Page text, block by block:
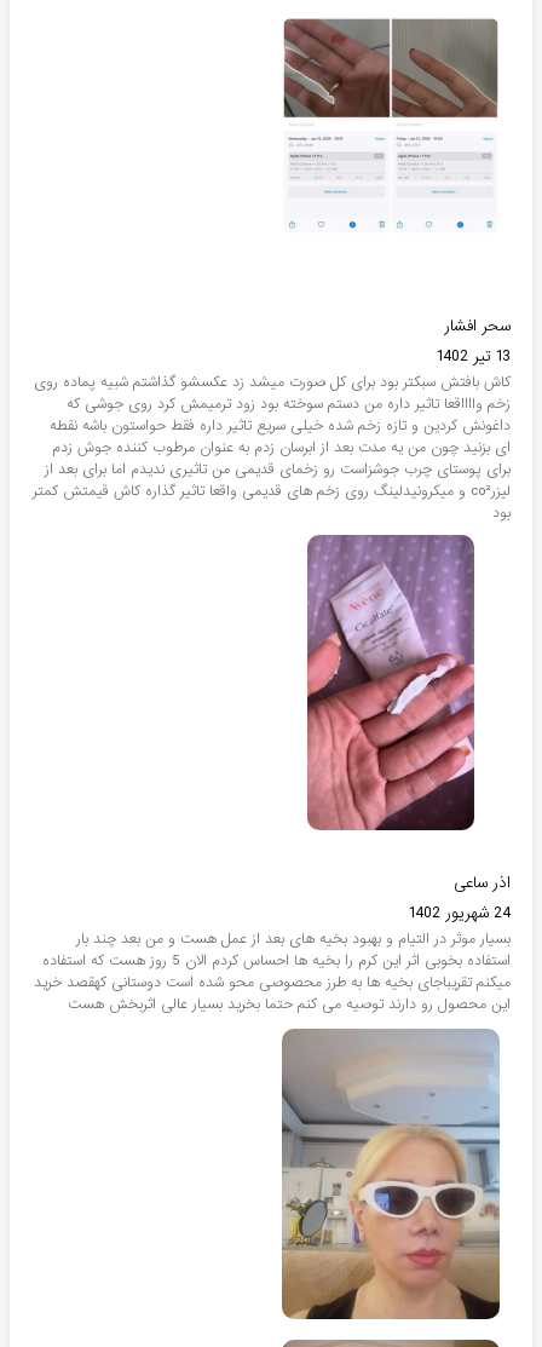
سحر افشار
13 تیر 1402
کاش بافتش سبکتر بود برای کل صورت میشد زد عکسشو گذاشتم شبیه پماده روی
زخم وااااقعا تاثیر داره من دستم سوخته بود زود ترمیمش کرد روی جوشی که
داغونش کردین و تازه زخم شده خیلی سریع تاثیر داره فقط حواستون باشه نقطه
ای بزنید چون من یه مدت بعد از ابرسان زدم به عنوان مرطوب کننده جوش زدم
برای پوستای چرب جوشزاست رو زخمای قدیمی من تاثیری ندیدم اما برای بعد از
لیزرco² و میکرونیدلینگ روی زخم های قدیمی واقعا تاثیر گذاره کاش قیمتش کمتر
بود
اذر ساعی
24 شهریور 1402
بسیار موثر در التیام و بهبود بخیه های بعد از عمل هست و من بعد چند بار
استفاده بخوبی اثر این کرم را بخیه ها احساس کردم الان 5 روز هست که استفاده
میکنم تقریباجای بخیه ها به طرز محصوصی محو شده است دوستانی کهقصد خرید
این محصول رو دارند توصیه می کنم حتما بخرید بسیار عالی اثربخش هست